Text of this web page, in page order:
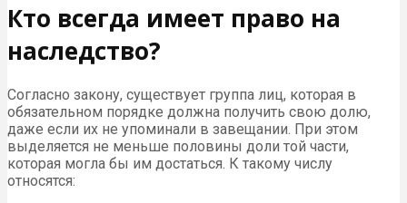
Кто всегда имеет право на
наследство?
Согласно закону, существует группа лиц, которая в
обязательном порядке должна получить свою долю,
даже если их не упоминали в завещании. При этом
выделяется не меньше половины доли той части,
которая могла бы им достаться. К такому числу
относятся: